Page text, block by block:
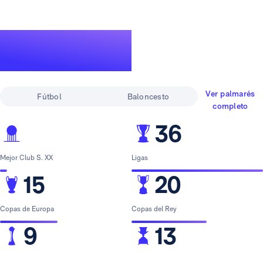
Fútbol Baloncesto
Ver palmarés
completo
Mejor Club S. XX
15
Copas de Europa
9
36
Ligas
20
Copas del Rey
13